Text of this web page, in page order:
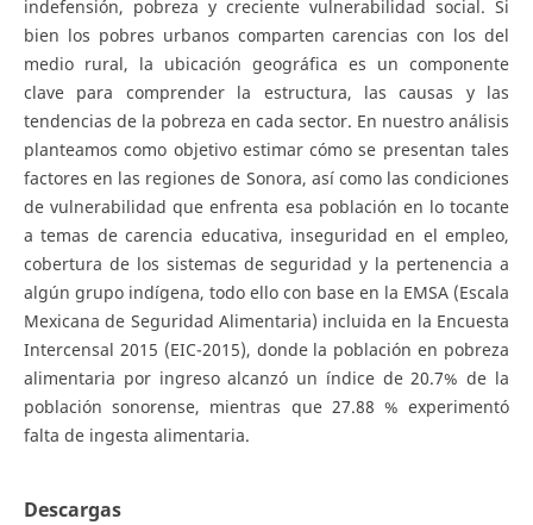
indefensión, pobreza y creciente vulnerabilidad social. Si
bien los pobres urbanos comparten carencias con los del
medio rural, la ubicación geográfica es un componente
clave para comprender la estructura, las causas y las
tendencias de la pobreza en cada sector. En nuestro análisis
planteamos como objetivo estimar cómo se presentan tales
factores en las regiones de Sonora, así como las condiciones
de vulnerabilidad que enfrenta esa población en lo tocante
a temas de carencia educativa, inseguridad en el empleo,
cobertura de los sistemas de seguridad y la pertenencia a
algún grupo indígena, todo ello con base en la EMSA (Escala
Mexicana de Seguridad Alimentaria) incluida en la Encuesta
Intercensal 2015 (EIC-2015), donde la población en pobreza
alimentaria por ingreso alcanzó un índice de 20.7% de la
población sonorense, mientras que 27.88 % experimentó
falta de ingesta alimentaria.
Descargas